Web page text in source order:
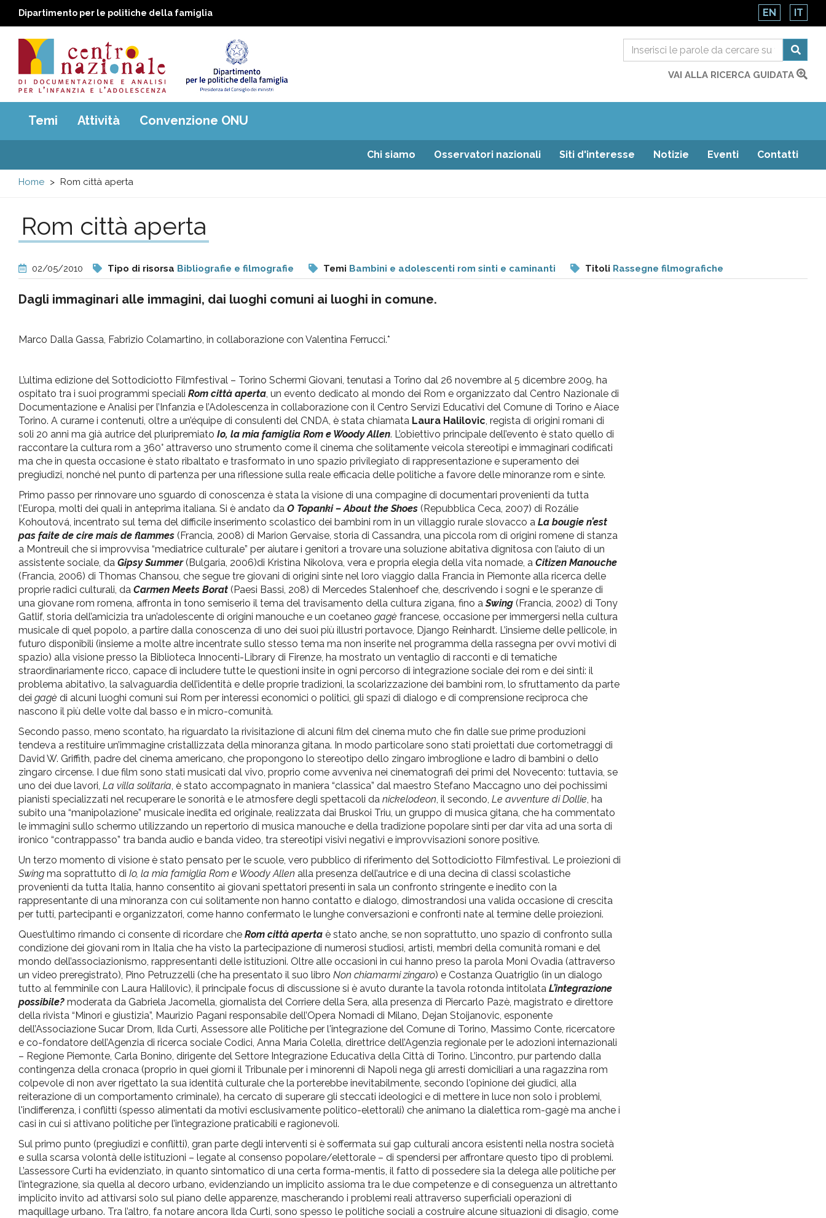
Dipartimento per le politiche della famiglia EN IT
Centro
nazionale
di
e
analisi
pr
l'infanzia
l'adolescenza
VAI ALLA RICERCA GUIDATA
Main
menu
Temi Attività Convenzione ONU
Chi siamo Osservatori nazionali Siti d'interesse Notizie Eventi Contatti
Home Rom città aperta
Rom città aperta
02/05/2010 Tipo di risorsa Bibliografie e filmografie Temi Bambini e adolescenti rom sinti e caminanti Titoli Rassegne filmografiche
Dagli immaginari alle immagini, dai luoghi comuni ai luoghi in comune.
Marco Dalla Gassa, Fabrizio Colamartino, in collaborazione con Valentina Ferrucci.*
L’ultima edizione del Sottodiciotto Filmfestival – Torino Schermi Giovani, tenutasi a Torino dal 26 novembre al 5 dicembre 2009, ha
ospitato tra i suoi programmi speciali Rom città aperta , un evento dedicato al mondo dei Rom e organizzato dal Centro Nazionale di
Documentazione e Analisi per l’Infanzia e l’Adolescenza in collaborazione con il Centro Servizi Educativi del Comune di Torino e Aiace
Torino. A curarne i contenuti, oltre a un’équipe di consulenti del CNDA, è stata chiamata Laura Halilovic , regista di origini romanì di
soli 20 anni ma già autrice del pluripremiato Io, la mia famiglia Rom e Woody Allen. L’obiettivo principale dell’evento è stato quello di
raccontare la cultura rom a 360° attraverso uno strumento come il cinema che solitamente veicola stereotipi e immaginari codificati
ma che in questa occasione è stato ribaltato e trasformato in uno spazio privilegiato di rappresentazione e superamento dei
pregiudizi, nonché nel punto di partenza per una riflessione sulla reale efficacia delle politiche a favore delle minoranze rom e sinte.
Primo passo per rinnovare uno sguardo di conoscenza è stata la visione di una compagine di documentari provenienti da tutta
l’Europa, molti dei quali in anteprima italiana. Si è andato da O Topanki – About the Shoes (Repubblica Ceca, 2007) di Rozálie
Kohoutová, incentrato sul tema del difficile inserimento scolastico dei bambini rom in un villaggio rurale slovacco a La bougie n’est
pas faite de cire mais de flammes (Francia, 2008) di Marion Gervaise, storia di Cassandra, una piccola rom di origini romene di stanza
a Montreuil che si improvvisa “mediatrice culturale” per aiutare i genitori a trovare una soluzione abitativa dignitosa con l’aiuto di un
assistente sociale, da Gipsy Summer(Bulgaria, 2006)di Kristina Nikolova, vera e propria elegia della vita nomade, a Citizen Manouche
(Francia, 2006) di Thomas Chansou, che segue tre giovani di origini sinte nel loro viaggio dalla Francia in Piemonte alla ricerca delle
proprie radici culturali, da Carmen Meets Borat (Paesi Bassi, 208) di Mercedes Stalenhoef che, descrivendo i sogni e le speranze di
una giovane rom romena, affronta in tono semiserio il tema del travisamento della cultura zigana, fino aSwing (Francia, 2002) di Tony
Gatlif, storia dell’amicizia tra un’adolescente di origini manouche e un coetaneo gagè francese, occasione per immergersi nella cultura
musicale di quel popolo, a partire dalla conoscenza di uno dei suoi più illustri portavoce, Django Reinhardt. L’insieme delle pellicole, in
futuro disponibili (insieme a molte altre incentrate sullo stesso tema ma non inserite nel programma della rassegna per ovvi motivi di
spazio) alla visione presso la Biblioteca Innocenti-Library di Firenze, ha mostrato un ventaglio di racconti e di tematiche
straordinariamente ricco, capace di includere tutte le questioni insite in ogni percorso di integrazione sociale dei rom e dei sinti: il
problema abitativo, la salvaguardia dell’identità e delle proprie tradizioni, la scolarizzazione dei bambini rom, lo sfruttamento da parte
dei gagè di alcuni luoghi comuni sui Rom per interessi economici o politici, gli spazi di dialogo e di comprensione reciproca che
nascono il più delle volte dal basso e in micro-comunità.
Secondo passo, meno scontato, ha riguardato la rivisitazione di alcuni film del cinema muto che fin dalle sue prime produzioni
tendeva a restituire un’immagine cristallizzata della minoranza gitana. In modo particolare sono stati proiettati due cortometraggi di
David W. Griffith, padre del cinema americano, che propongono lo stereotipo dello zingaro imbroglione e ladro di bambini o dello
zingaro circense. I due film sono stati musicati dal vivo, proprio come avveniva nei cinematografi dei primi del Novecento: tuttavia, se
uno dei due lavori, La villa solitaria , è stato accompagnato in maniera “classica” dal maestro Stefano Maccagno uno dei pochissimi
pianisti specializzati nel recuperare le sonorità e le atmosfere degli spettacoli da nickelodeon , il secondo, Le avventure di Dollie , ha
subito una “manipolazione” musicale inedita ed originale, realizzata dai Bruskoi Triu, un gruppo di musica gitana, che ha commentato
le immagini sullo schermo utilizzando un repertorio di musica manouche e della tradizione popolare sinti per dar vita ad una sorta di
ironico “contrappasso” tra banda audio e banda video, tra stereotipi visivi negativi e improvvisazioni sonore positive.
Un terzo momento di visione è stato pensato per le scuole, vero pubblico di riferimento del Sottodiciotto Filmfestival. Le proiezioni di
Swing ma soprattutto di Io, la mia famiglia Rom e Woody Allen alla presenza dell’autrice e di una decina di classi scolastiche
provenienti da tutta Italia, hanno consentito ai giovani spettatori presenti in sala un confronto stringente e inedito con la
rappresentante di una minoranza con cui solitamente non hanno contatto e dialogo, dimostrandosi una valida occasione di crescita
per tutti, partecipanti e organizzatori, come hanno confermato le lunghe conversazioni e confronti nate al termine delle proiezioni.
Quest’ultimo rimando ci consente di ricordare che Rom città aperta è stato anche, se non soprattutto, uno spazio di confronto sulla
condizione dei giovani rom in Italia che ha visto la partecipazione di numerosi studiosi, artisti, membri della comunità romanì e del
mondo dell’associazionismo, rappresentanti delle istituzioni. Oltre alle occasioni in cui hanno preso la parola Moni Ovadia (attraverso
un video preregistrato), Pino Petruzzelli (che ha presentato il suo libro Non chiamarmi zingaro) e Costanza Quatriglio (in un dialogo
tutto al femminile con Laura Halilovic), il principale focus di discussione si è avuto durante la tavola rotonda intitolata L’integrazione
possibile? moderata da Gabriela Jacomella, giornalista del Corriere della Sera, alla presenza di Piercarlo Pazè, magistrato e direttore
della rivista “Minori e giustizia”, Maurizio Pagani responsabile dell’Opera Nomadi di Milano, Dejan Stoijanovic, esponente
dell’Associazione Sucar Drom, Ilda Curti, Assessore alle Politiche per l'integrazione del Comune di Torino, Massimo Conte, ricercatore
e co-fondatore dell’Agenzia di ricerca sociale Codici, Anna Maria Colella, direttrice dell’Agenzia regionale per le adozioni internazionali
– Regione Piemonte, Carla Bonino, dirigente del Settore Integrazione Educativa della Città di Torino. L’incontro, pur partendo dalla
contingenza della cronaca (proprio in quei giorni il Tribunale per i minorenni di Napoli nega gli arresti domiciliari a una ragazzina rom
colpevole di non aver rigettato la sua identità culturale che la porterebbe inevitabilmente, secondo l'opinione dei giudici, alla
reiterazione di un comportamento criminale), ha cercato di superare gli steccati ideologici e di mettere in luce non solo i problemi,
l'indifferenza, i conflitti (spesso alimentati da motivi esclusivamente politico-elettorali) che animano la dialettica rom-gagè ma anche i
casi in cui si attivano politiche per l’integrazione praticabili e ragionevoli.
Sul primo punto (pregiudizi e conflitti), gran parte degli interventi si è soffermata sui gap culturali ancora esistenti nella nostra società
e sulla scarsa volontà delle istituzioni – legate al consenso popolare/elettorale – di spendersi per affrontare questo tipo di problemi.
L’assessore Curti ha evidenziato, in quanto sintomatico di una certa forma-mentis, il fatto di possedere sia la delega alle politiche per
l’integrazione, sia quella al decoro urbano, evidenziando un implicito assioma tra le due competenze e di conseguenza un altrettanto
implicito invito ad attivarsi solo sul piano delle apparenze, mascherando i problemi reali attraverso superficiali operazioni di
maquillage urbano. Tra l’altro, fa notare ancora Ilda Curti, sono spesso le politiche sociali a costruire alcune situazioni di disagio, come